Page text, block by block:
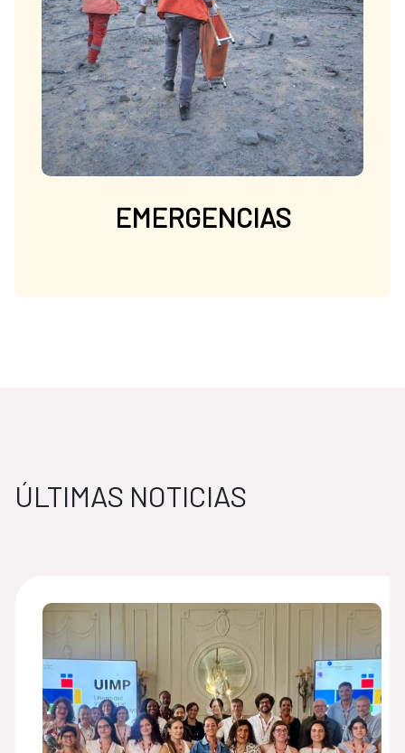
EMERGENCIAS
ÚLTIMAS NOTICIAS